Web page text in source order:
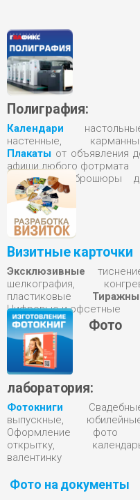
Полиграфия:
Календари
настенные,
Плакаты от объявления
афиши любого фотрмата
КнигиОт брошюры
фотоальбома
Визитные карточки
Эксклюзивные
шелкография,
пластиковые
Цифровые и офсетные
Фото
лаборатория:
Фотокниги
выпускные,
Оформление фото
открытку,
валентинку
Фото на документы